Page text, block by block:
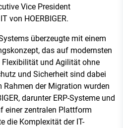
Vice President
von HOERBIGER.
überzeugte mit einem
das auf modernsten
Flexibilität und Agilität ohne
und Sicherheit sind dabei
Rahmen der Migration wurden
darunter ERP-Systeme und
einer zentralen Plattform
die Komplexität der IT-